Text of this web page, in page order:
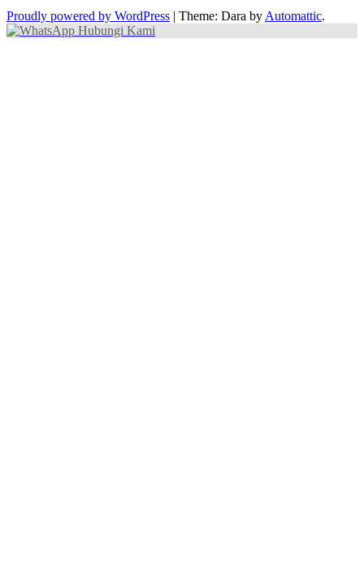
Proudly powered by WordPress | Theme: Dara by Automattic.
Hubungi Kami